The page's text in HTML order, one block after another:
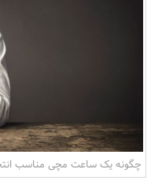
چگونه یک ساعت مچی مناسب